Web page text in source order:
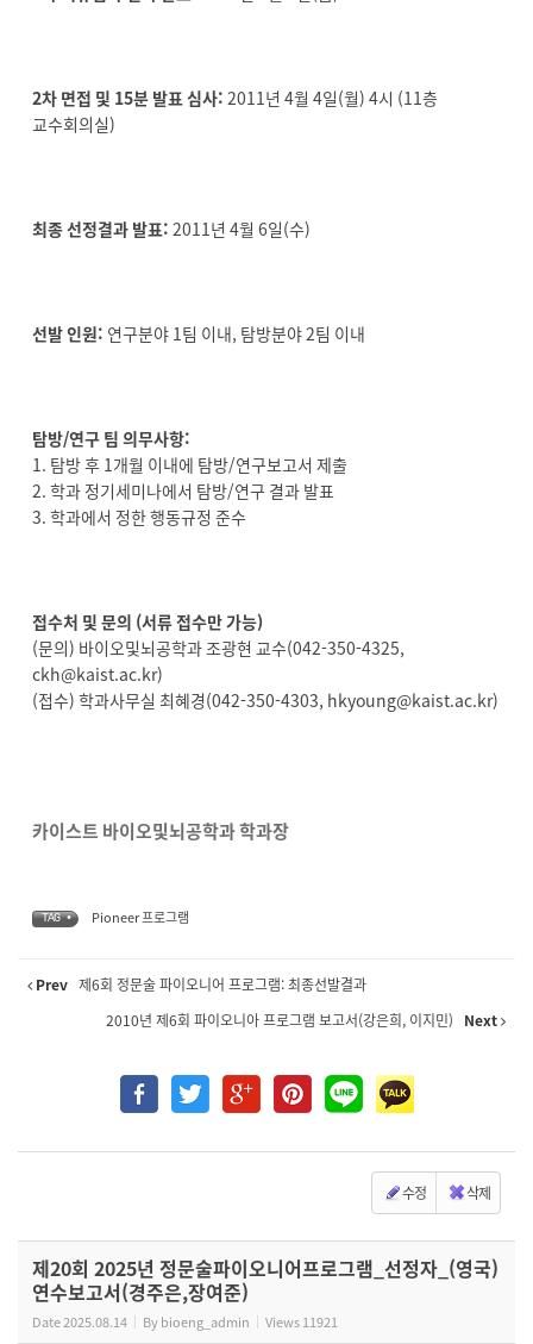
2차 면접 및 15분 발표 심사: 2011년 4월 4일(월) 4시 (11층
교수회의실)
최종 선정결과 발표: 2011년 4월 6일(수)
선발 인원: 연구분야 1팀 이내, 탐방분야 2팀 이내
탐방/연구 팀 의무사항:
1. 탐방 후 1개월 이내에 탐방/연구보고서 제출
2. 학과 정기세미나에서 탐방/연구 결과 발표
3. 학과에서 정한 행동규정 준수
접수처 및 문의 (서류 접수만 가능)
(문의) 바이오및뇌공학과 조광현 교수(042-350-4325,
ckh@kaist.ac.kr)
(접수) 학과사무실 최혜경(042-350-4303, hkyoung@kaist.ac.kr)
카이스트 바이오및뇌공학과 학과장
TAG • Pioneer 프로그램
Prev 제6회 정문술 파이오니어 프로그램: 최종선발결과
2010년 제6회 파이오니아 프로그램 보고서(강은희, 이지민)
Next
수정 삭제
제20회 2025년 정문술파이오니어프로그램_선정자_(영국)
연수보고서(경주은,장여준)
Date2025.08.14 Bybioeng_admin Views11921